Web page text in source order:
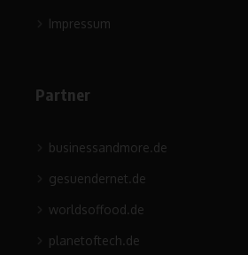
Impressum
Partner
businessandmore.de
gesuendernet.de
worldsoffood.de
planetoftech.de